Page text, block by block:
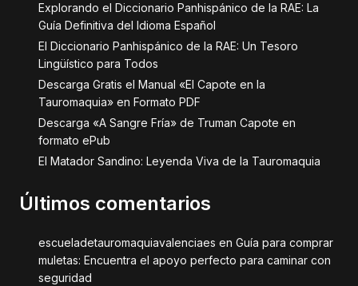
Explorando el Diccionario Panhispánico de la RAE: La
Guía Definitiva del Idioma Español
El Diccionario Panhispánico de la RAE: Un Tesoro
Lingüístico para Todos
Descarga Gratis el Manual «El Capote en la
Tauromaquia» en Formato PDF
Descarga «A Sangre Fría» de Truman Capote en
formato ePub
El Matador Sandino: Leyenda Viva de la Tauromaquia
Últimos comentarios
escueladetauromaquiavalenciaes en Guía para comprar
muletas: Encuentra el apoyo perfecto para caminar con
seguridad